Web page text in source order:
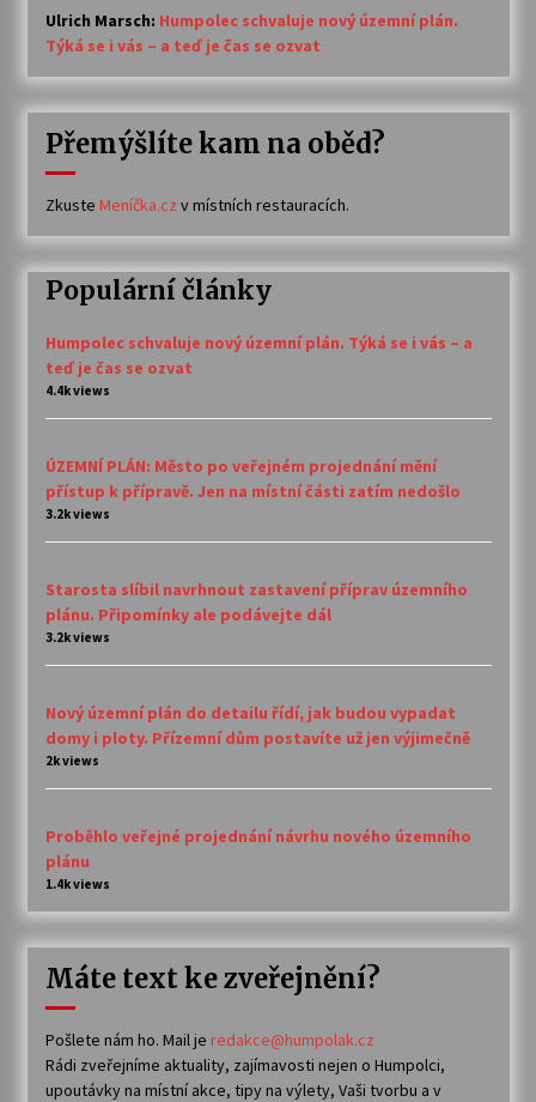
Ulrich Marsch: Humpolec schvaluje nový územní plán.
Týká se i vás – a teď je čas se ozvat
Přemýšlíte kam na oběd?
Zkuste Meníčka.cz v místních restauracích.
Populární články
Humpolec schvaluje nový územní plán. Týká se i vás – a
teď je čas se ozvat
4.4k views
ÚZEMNÍ PLÁN: Město po veřejném projednání mění
přístup k přípravě. Jen na místní části zatím nedošlo
3.2k views
Starosta slíbil navrhnout zastavení příprav územního
plánu. Připomínky ale podávejte dál
3.2k views
Nový územní plán do detailu řídí, jak budou vypadat
domy i ploty. Přízemní dům postavíte už jen výjimečně
2k views
Proběhlo veřejné projednání návrhu nového územního
plánu
1.4k views
Máte text ke zveřejnění?
Pošlete nám ho. Mail je redakce@humpolak.cz
Rádi zveřejníme aktuality, zajímavosti nejen o Humpolci,
upoutávky na místní akce, tipy na výlety, Vaši tvorbu a v